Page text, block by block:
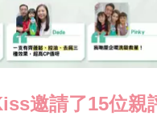
邀請了15位親